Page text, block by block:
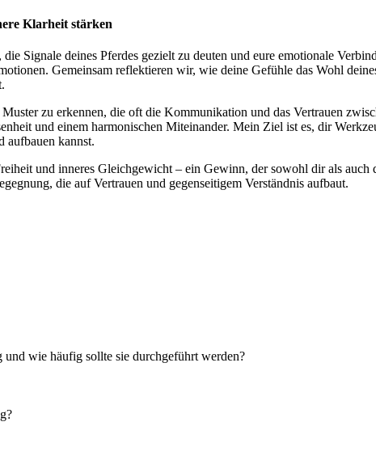
Klarheit stärken
Signale deines Pferdes gezielt zu deuten und eure emotionale
Gemeinsam reflektieren wir, wie deine Gefühle das Wohl
zu erkennen, die oft die Kommunikation und das Vertrauen
und einem harmonischen Miteinander. Mein Ziel ist es, dir
aufbauen kannst.
und inneres Gleichgewicht – ein Gewinn, der sowohl dir als
die auf Vertrauen und gegenseitigem Verständnis aufbaut.
wie häufig sollte sie durchgeführt werden?